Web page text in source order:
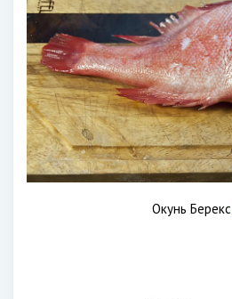
Окунь Берекс